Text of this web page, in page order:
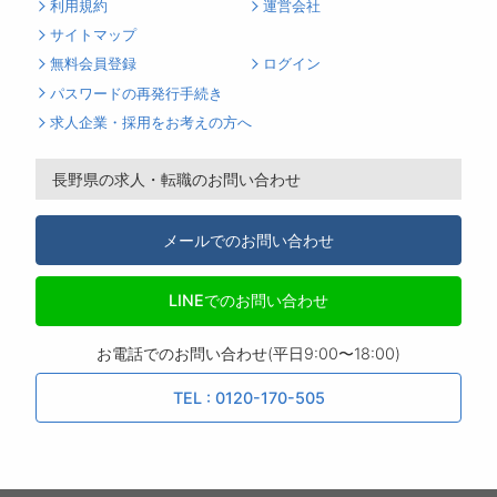
利用規約
運営会社
サイトマップ
無料会員登録
ログイン
パスワードの再発行手続き
求人企業・採用をお考えの方へ
長野県の求人・転職のお問い合わせ
メールでのお問い合わせ
LINEでのお問い合わせ
お電話でのお問い合わせ(平日9:00〜18:00)
TEL : 0120-170-505